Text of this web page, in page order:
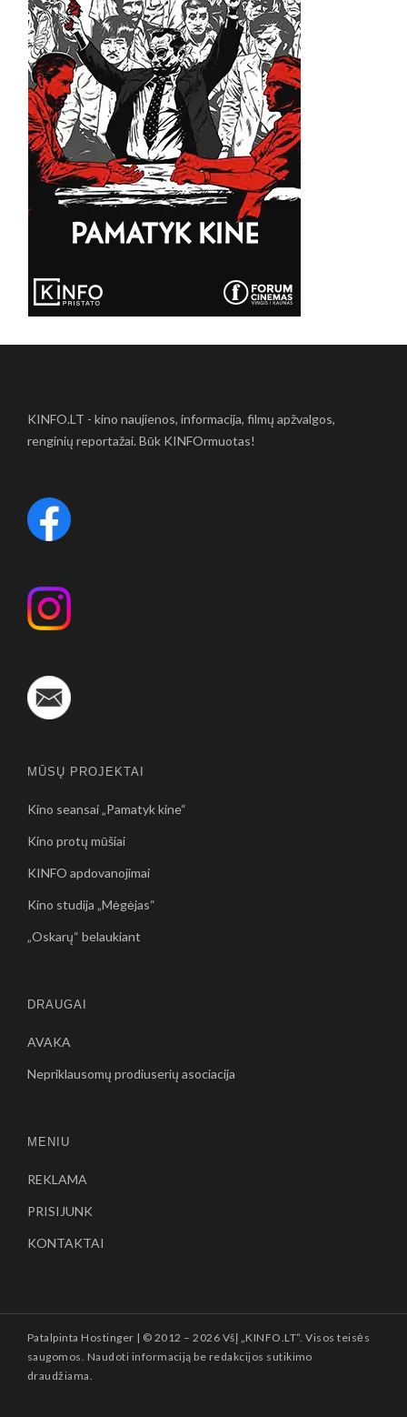
KINFO.LT - kino naujienos, informacija, filmų apžvalgos,
renginių reportažai. Būk KINFOrmuotas!
MŪSŲ PROJEKTAI
Kino seansai „Pamatyk kine“
Kino protų mūšiai
KINFO apdovanojimai
Kino studija „Mėgėjas“
„Oskarų“ belaukiant
DRAUGAI
AVAKA
Nepriklausomų prodiuserių asociacija
MENIU
REKLAMA
PRISIJUNK
KONTAKTAI
Patalpinta Hostinger | © 2012 –2026 VšĮ „KINFO.LT“. Visos teisės
saugomos. Naudoti informaciją be redakcijos sutikimo
draudžiama.